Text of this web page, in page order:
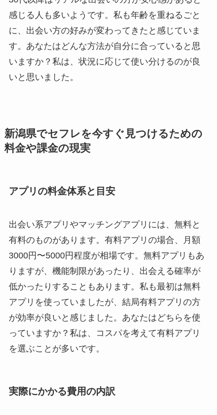
感じる人も多いようです。私も年齢を重ねるごと
に、出会い方の好みが変わってきたと感じていま
す。あなたはどんな方法が自分に合っていると思
いますか？私は、状況に応じて使い分けるのが良
いと思いました。
新潟県でセフレを今すぐ見つけるための
料金や課金の現実
アプリの料金体系と目安
出会い系アプリやマッチングアプリには、無料と
有料のものがあります。有料アプリの場合、月額
3000円〜5000円程度が相場です。無料アプリもあ
りますが、機能制限があったり、出会える確率が
低かったりすることもあります。私も最初は無料
アプリを使っていましたが、結局有料アプリの方
が効率が良いと感じました。あなたはどちらを使
っていますか？私は、コスパを考えて有料アプリ
を選ぶことが多いです。
実際にかかる費用の内訳